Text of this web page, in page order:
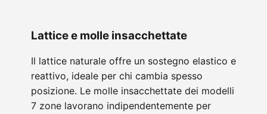
Lattice e molle insacchettate
Il lattice naturale offre un sostegno elastico e
reattivo, ideale per chi cambia spesso
posizione. Le molle insacchettate dei modelli
7 zone lavorano indipendentemente per